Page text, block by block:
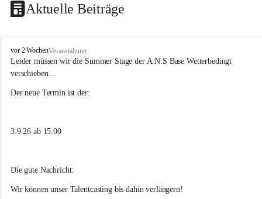
Aktuelle Beiträge
J
u
g
n
r
n
f
vor 2 WochenVeranstaltung
Leider müssen wir die Summer Stage der A.N.S Base Wetterbedingt
verschieben…
Der neue Termin ist der:
3.9.26 ab 15:00
Die gute Nachricht:
Wir können unser Talentcasting bis dahin verlängern!